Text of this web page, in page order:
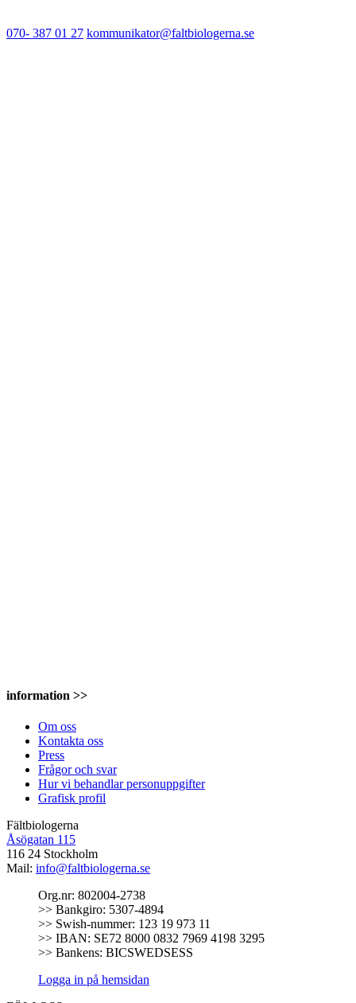
070- 387 01 27 kommunikator@faltbiologerna.se
information >>
Om oss
Kontakta oss
Press
Frågor och svar
Hur vi behandlar personuppgifter
Grafisk profil
Fältbiologerna
Åsögatan 115
116 24 Stockholm
Mail: info@faltbiologerna.se
Org.nr: 802004-2738
>> Bankgiro: 5307-4894
>> Swish-nummer: 123 19 973 11
>> IBAN: SE72 8000 0832 7969 4198 3295
>> Bankens: BICSWEDSESS
Logga in på hemsidan